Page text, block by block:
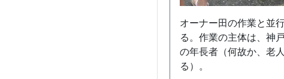
オーナー田の作業と並
る。作業の主体は、神
の年長者（何故か、老
る）。